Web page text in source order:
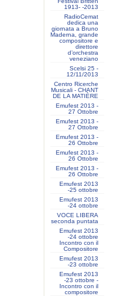
1913- ‐2013
RadioCemat
dedica una
giornata a Bruno
Maderna, grande
compositore e
direttore
d’orchestra
veneziano
Scelsi 25 -
12/11/2013
Centro Ricerche
Musicali - CHANT
DE LA MATIÈRE
Emufest 2013 -
27 Ottobre
Emufest 2013 -
27 Ottobre
Emufest 2013 -
26 Ottobre
Emufest 2013 -
26 Ottobre
Emufest 2013 -
26 Ottobre
Emufest 2013
-25 ottobre
Emufest 2013
-24 ottobre
VOCE LIBERA
seconda puntata
Emufest 2013
-24 ottobre
Incontro con il
Compositore
Emufest 2013
-23 ottobre
Emufest 2013
-23 ottobre -
Incontro con il
compositore